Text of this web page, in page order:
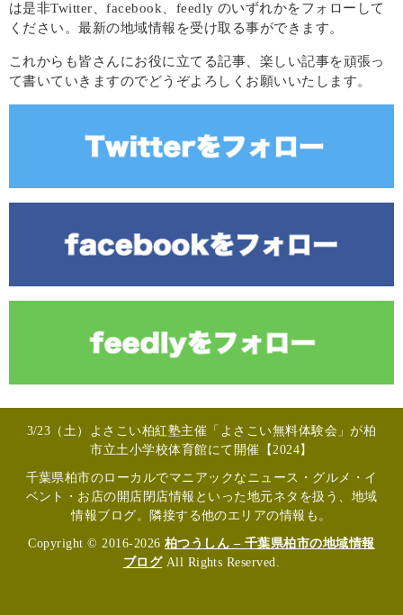
は是非Twitter、facebook、feedly のいずれかをフォローして
ください。最新の地域情報を受け取る事ができます。
これからも皆さんにお役に立てる記事、楽しい記事を頑張っ
て書いていきますのでどうぞよろしくお願いいたします。
3/23（土）よさこい柏紅塾主催「よさこい無料体験会」が柏
市立土小学校体育館にて開催【2024】
千葉県柏市のローカルでマニアックなニュース・グルメ・イ
ベント・お店の開店閉店情報といった地元ネタを扱う、地域
情報ブログ。隣接する他のエリアの情報も。
Copyright © 2016-2026 柏つうしん – 千葉県柏市の地域情報
ブログAll Rights Reserved.